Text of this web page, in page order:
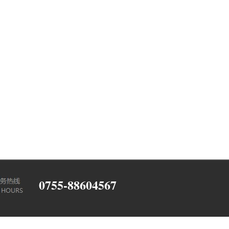
0755-88604567